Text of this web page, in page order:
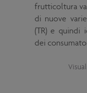
frutticoltura
di nuove
(TR) e quindi
dei